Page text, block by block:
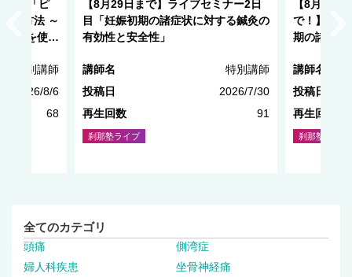
ナー「ピ
す方法 ～
ードを使い
特別講師
2026/8/6
68
【8月29日まで】ライブセミナー2日
目「妊娠初期の諸症状に対する鍼灸の
有効性と安全性」
講師名
特別講師
投稿日
2026/7/30
再生回数
91
刹那塾ライブ
【8月29
で！】ライ
期の諸症状
講師名
投稿日
再生回数
刹那塾ライブ
全てのカテゴリ
頭痛
側湾症
婦人科疾患
坐骨神経痛